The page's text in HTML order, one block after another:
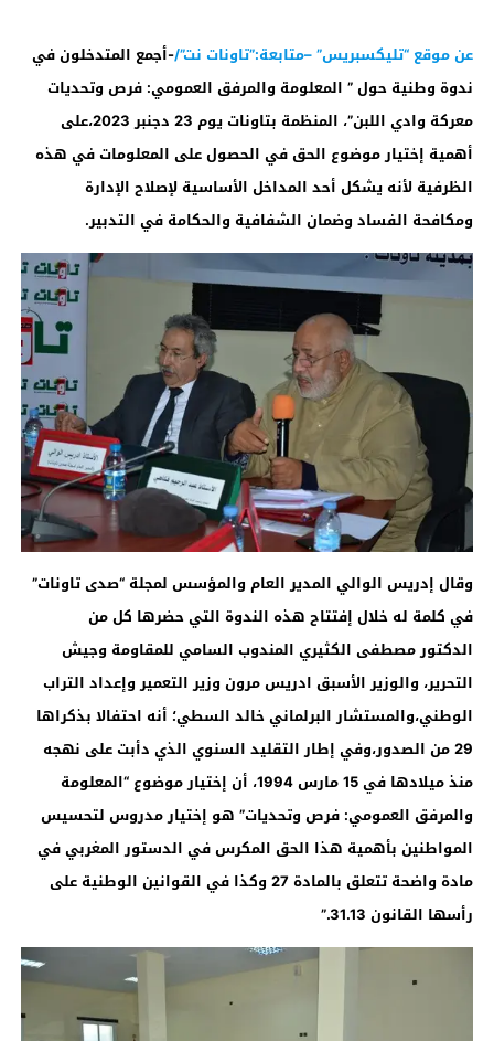
عن موقع “تليكسبريس” –متابعة:”تاونات نت”/-أجمع المتدخلون في
ندوة وطنية حول ” المعلومة والمرفق العمومي: فرص وتحديات
معركة وادي اللبن”، المنظمة بتاونات يوم 23 دجنبر 2023،على
أهمية إختيار موضوع الحق في الحصول على المعلومات في هذه
الظرفية لأنه يشكل أحد المداخل الأساسية لإصلاح الإدارة
ومكافحة الفساد وضمان الشفافية والحكامة في التدبير.
وقال إدريس الوالي المدير العام والمؤسس لمجلة “صدى تاونات”
في كلمة له خلال إفتتاح هذه الندوة التي حضرها كل من
الدكتور مصطفى الكثيري المندوب السامي للمقاومة وجيش
التحرير، والوزير الأسبق ادريس مرون وزير التعمير وإعداد التراب
الوطني،والمستشار البرلماني خالد السطي؛ أنه احتفالا بذكراها
29 من الصدور،وفي إطار التقليد السنوي الذي دأبت على نهجه
منذ ميلادها في 15 مارس 1994، أن إختيار موضوع “المعلومة
والمرفق العمومي: فرص وتحديات” هو إختيار مدروس لتحسيس
المواطنين بأهمية هذا الحق المكرس في الدستور المغربي في
مادة واضحة تتعلق بالمادة 27 وكذا في القوانين الوطنية على
رأسها القانون 31.13.”